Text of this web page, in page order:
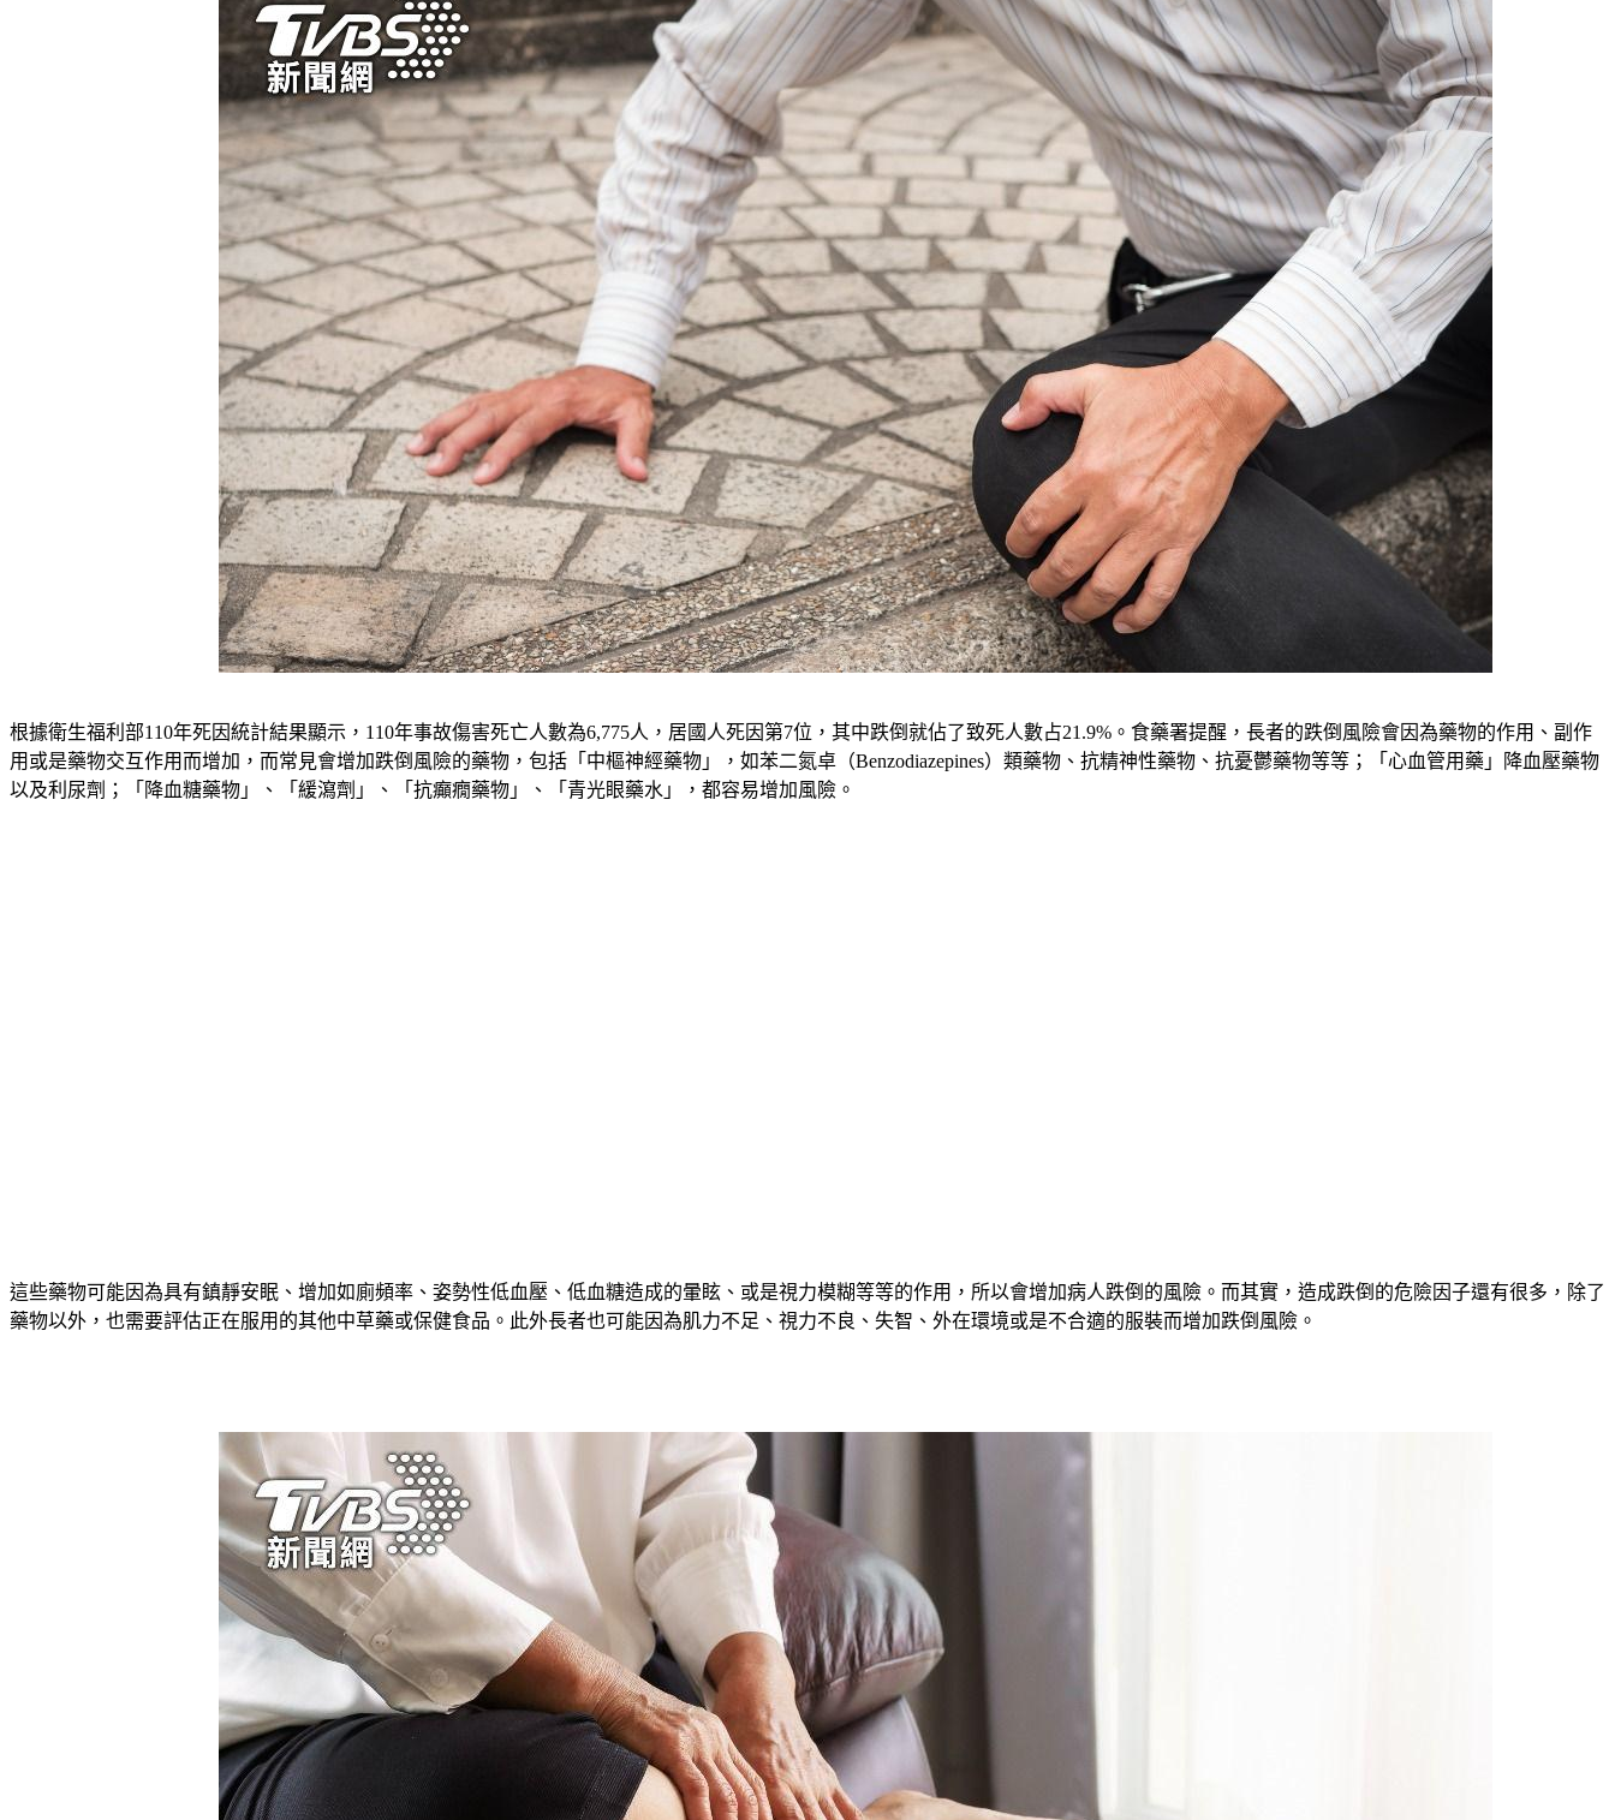
根據衛生福利部110年死因統計結果顯示，110年事故傷害死亡人數為6,775人，居國人死因第7位，其中跌倒就佔了致死人數占21.9%。食藥署提醒，長者的跌倒風險會因為藥物的作用、副作
用或是藥物交互作用而增加，而常見會增加跌倒風險的藥物，包括「中樞神經藥物」，如苯二氮卓（Benzodiazepines）類藥物、抗精神性藥物、抗憂鬱藥物等等；「心血管用藥」降血壓藥物
以及利尿劑；「降血糖藥物」、「緩瀉劑」、「抗癲癇藥物」、「青光眼藥水」，都容易增加風險。
這些藥物可能因為具有鎮靜安眠、增加如廁頻率、姿勢性低血壓、低血糖造成的暈眩、或是視力模糊等等的作用，所以會增加病人跌倒的風險。而其實，造成跌倒的危險因子還有很多，除了
藥物以外，也需要評估正在服用的其他中草藥或保健食品。此外長者也可能因為肌力不足、視力不良、失智、外在環境或是不合適的服裝而增加跌倒風險。